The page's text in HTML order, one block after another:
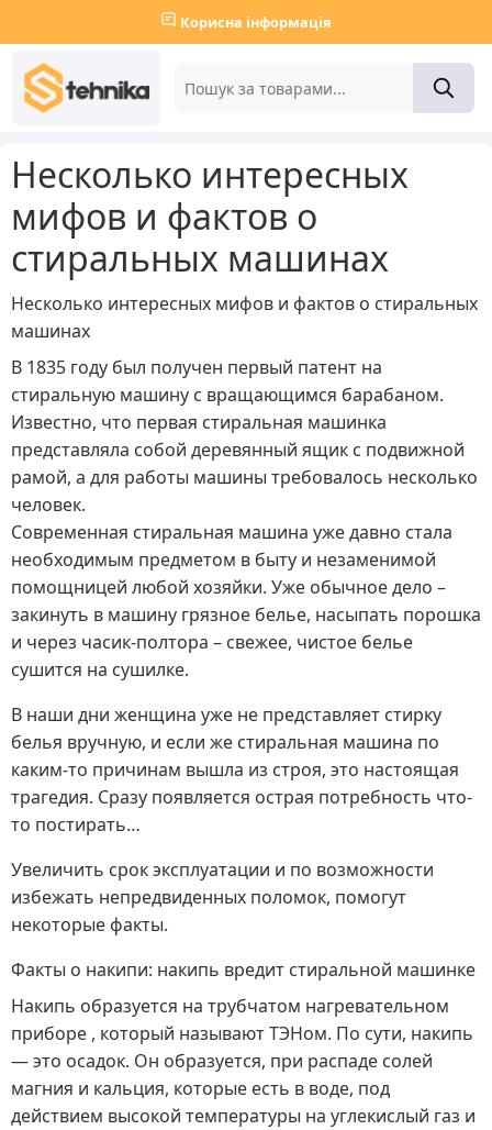
Корисна інформація
Несколько интересных
мифов и фактов о
стиральных машинах
Несколько интересных мифов и фактов о стиральных
машинах
В 1835 году был получен первый патент на
стиральную машину с вращающимся барабаном.
Известно, что первая стиральная машинка
представляла собой деревянный ящик с подвижной
рамой, а для работы машины требовалось несколько
человек.
Современная стиральная машина уже давно стала
необходимым предметом в быту и незаменимой
помощницей любой хозяйки. Уже обычное дело –
закинуть в машину грязное белье, насыпать порошка
и через часик-полтора – свежее, чистое белье
сушится на сушилке.
В наши дни женщина уже не представляет стирку
белья вручную, и если же стиральная машина по
каким-то причинам вышла из строя, это настоящая
трагедия. Сразу появляется острая потребность что-
то постирать…
Увеличить срок эксплуатации и по возможности
избежать непредвиденных поломок, помогут
некоторые факты.
Факты о накипи: накипь вредит стиральной машинке
Накипь образуется на трубчатом нагревательном
приборе , который называют ТЭНом. По сути, накипь
— это осадок. Он образуется, при распаде солей
магния и кальция, которые есть в воде, под
действием высокой температуры на углекислый газ и